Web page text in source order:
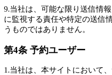
9.当社は、可能な限り送信情
に監視する責任や特定の送信
うものではありません。
第4条 予約ユーザー
1.当社は、本サイトにおいて